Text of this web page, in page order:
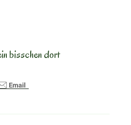
bisschen dort